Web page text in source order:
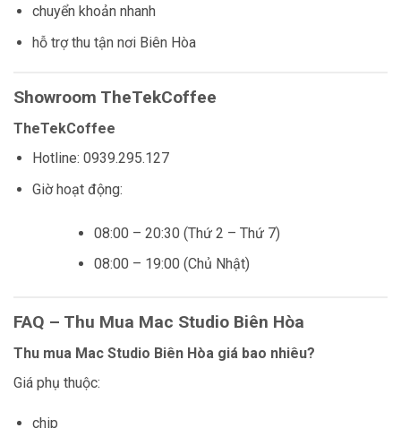
chuyển khoản nhanh
hỗ trợ thu tận nơi Biên Hòa
Showroom TheTekCoffee
TheTekCoffee
Hotline: 0939.295.127
Giờ hoạt động:
08:00 – 20:30 (Thứ 2 – Thứ 7)
08:00 – 19:00 (Chủ Nhật)
FAQ – Thu Mua Mac Studio Biên Hòa
Thu mua Mac Studio Biên Hòa giá bao nhiêu?
Giá phụ thuộc:
chip